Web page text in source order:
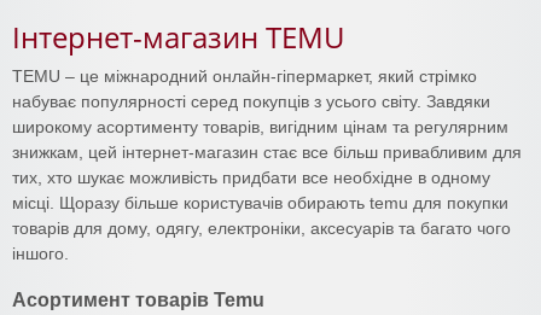
Інтернет-магазин TEMU
TEMU – це міжнародний онлайн-гіпермаркет, який стрімко
набуває популярності серед покупців з усього світу. Завдяки
широкому асортименту товарів, вигідним цінам та регулярним
знижкам, цей інтернет-магазин стає все більш привабливим для
тих, хто шукає можливість придбати все необхідне в одному
місці. Щоразу більше користувачів обирають temu для покупки
товарів для дому, одягу, електроніки, аксесуарів та багато чого
іншого.
Асортимент товарів Temu